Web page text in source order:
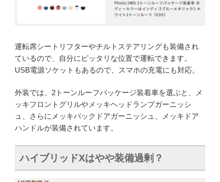
運転席シートリフターやチルトステアリングも装備され
ているので、自分にピッタリな位置で運転できます。
USB電源ソケットもあるので、スマホの充電にも対応。
外装では、2トーンルーフパッケージ装着車を選ぶと、メ
ッキフロントグリルやメッキヘッドランプガーニッシ
ュ、さらにメッキバックドアガーニッシュ、メッキドア
ハンドルが装備されています。
ハイブリッドXはやや装備過剰？